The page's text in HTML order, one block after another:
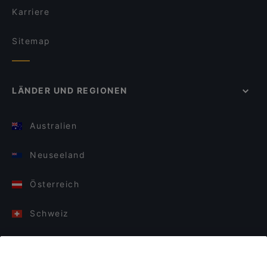
Karriere
Sitemap
LÄNDER UND REGIONEN
Australien
Neuseeland
Österreich
Schweiz